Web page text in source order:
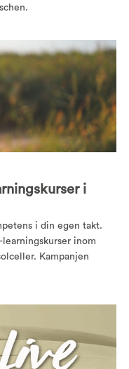
i
i din egen takt.
inom
Kampanjen